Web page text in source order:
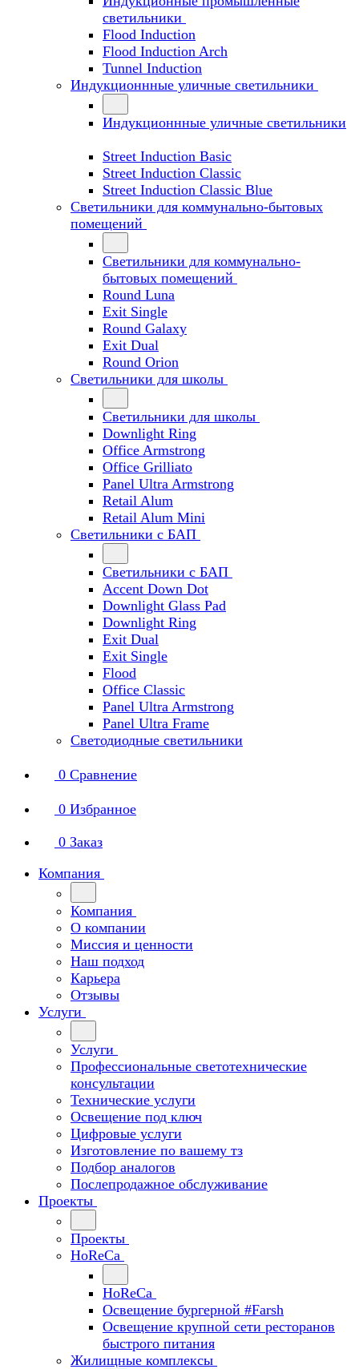
светильники
Flood Induction
Flood Induction Arch
Tunnel Induction
Индукционнные уличные светильники
Индукционнные уличные светильники
Street Induction Basic
Street Induction Classic
Street Induction Classic Blue
Светильники для коммунально-бытовых
помещений
Светильники для коммунально-
бытовых помещений
Round Luna
Exit Single
Round Galaxy
Exit Dual
Round Orion
Светильники для школы
Светильники для школы
Downlight Ring
Office Armstrong
Office Grilliato
Panel Ultra Armstrong
Retail Alum
Retail Alum Mini
Светильники с БАП
Светильники с БАП
Accent Down Dot
Downlight Glass Pad
Downlight Ring
Exit Dual
Exit Single
Flood
Office Classic
Panel Ultra Armstrong
Panel Ultra Frame
Светодиодные светильники
0 Сравнение
0 Избранное
0 Заказ
Компания
Компания
О компании
Миссия и ценности
Наш подход
Карьера
Отзывы
Услуги
Услуги
Профессиональные светотехнические
консультации
Технические услуги
Освещение под ключ
Цифровые услуги
Изготовление по вашему тз
Подбор аналогов
Послепродажное обслуживание
Проекты
Проекты
HoReCa
HoReCa
Освещение бургерной #Farsh
Освещение крупной сети ресторанов
быстрого питания
Жилищные комплексы